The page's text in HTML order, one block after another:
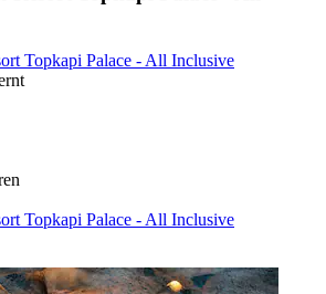
Topkapi Palace - All Inclusive
Topkapi Palace - All Inclusive